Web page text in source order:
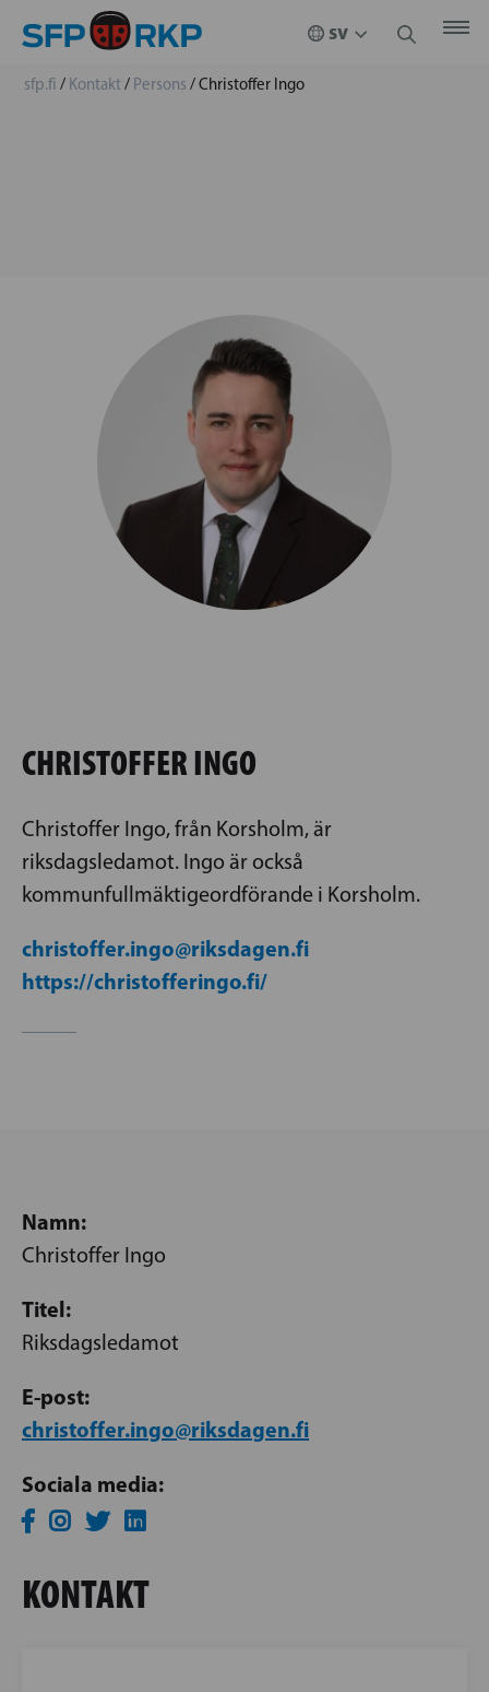
sfp.fi / Kontakt/ Persons /Christoffer Ingo
CHRISTOFFER INGO
Christoffer Ingo, från Korsholm, är
riksdagsledamot. Ingo är också
kommunfullmäktigeordförande i Korsholm.
christoffer.ingo@riksdagen.fi
https://christofferingo.fi/
Namn:
Christoffer Ingo
Titel:
Riksdagsledamot
E-post:
christoffer.ingo@riksdagen.fi
Sociala media:
KONTAKT